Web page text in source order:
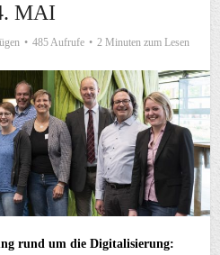
MAI
485 Aufrufe 2 Minuten zum Lesen
rund um die Digitalisierung: